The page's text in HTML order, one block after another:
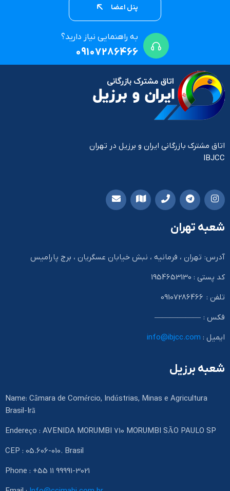
پنل اعضا
به راهنمایی نیاز دارید؟
09107286466
اتاق مشترک بازرگانی ایران و برزیل در تهران
IBJCC
شعبه تهران
آدرس: تهران ، فرمانیه ، نبش خیابان عسگریان ، برج پارامیس
کد پستی : 1954653130
تلفن : 09107286466
فکس : ——————
ایمیل : info@ibjcc.com
شعبه برزیل
Name: Câmara de Comércio, Indústrias, Minas e Agricultura
Brasil-Irã
Endereço : AVENIDA MORUMBI 710 MORUMBI SÃO PAULO SP
CEP : 05.606-010. Brasil
Phone : +55 11 99991-3021